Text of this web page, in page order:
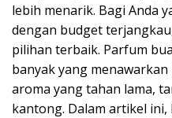
lebih menarik. Bagi Anda
dengan budget
pilihan terbaik. Parfum
banyak yang
aroma yang tahan lama,
kantong. Dalam artikel ini,